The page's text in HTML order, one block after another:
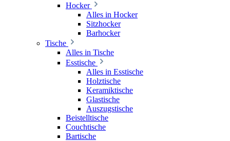
Hocker
Alles in Hocker
Sitzhocker
Barhocker
Tische
Alles in Tische
Esstische
Alles in Esstische
Holztische
Keramiktische
Glastische
Auszugstische
Beistelltische
Couchtische
Bartische